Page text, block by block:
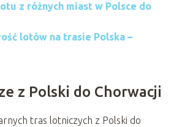
z różnych miast w Polsce do
lotów na trasie Polska –
z Polski do Chorwacji
tras lotniczych z Polski do